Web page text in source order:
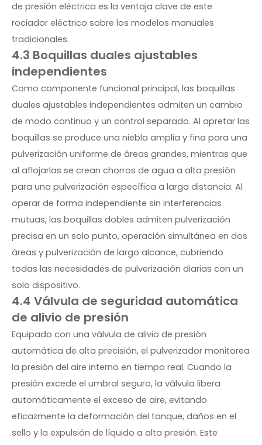
de presión eléctrica es la ventaja clave de este
rociador eléctrico sobre los modelos manuales
tradicionales.
4.3 Boquillas duales ajustables
independientes
Como componente funcional principal, las boquillas
duales ajustables independientes admiten un cambio
de modo continuo y un control separado. Al apretar las
boquillas se produce una niebla amplia y fina para una
pulverización uniforme de áreas grandes, mientras que
al aflojarlas se crean chorros de agua a alta presión
para una pulverización específica a larga distancia. Al
operar de forma independiente sin interferencias
mutuas, las boquillas dobles admiten pulverización
precisa en un solo punto, operación simultánea en dos
áreas y pulverización de largo alcance, cubriendo
todas las necesidades de pulverización diarias con un
solo dispositivo.
4.4 Válvula de seguridad automática
de alivio de presión
Equipado con una válvula de alivio de presión
automática de alta precisión, el pulverizador monitorea
la presión del aire interno en tiempo real. Cuando la
presión excede el umbral seguro, la válvula libera
automáticamente el exceso de aire, evitando
eficazmente la deformación del tanque, daños en el
sello y la expulsión de líquido a alta presión. Este